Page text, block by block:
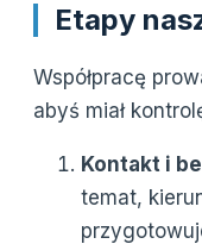
Etapy
Współpracę
abyś miał
Kontakt i
temat,